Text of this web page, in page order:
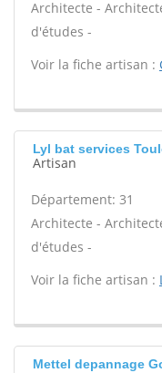
Architecte -
d'études -
Voir la fiche artisan :
Lyl bat services
Artisan
Département: 31
Architecte -
d'études -
Voir la fiche artisan :
Mettel depannage